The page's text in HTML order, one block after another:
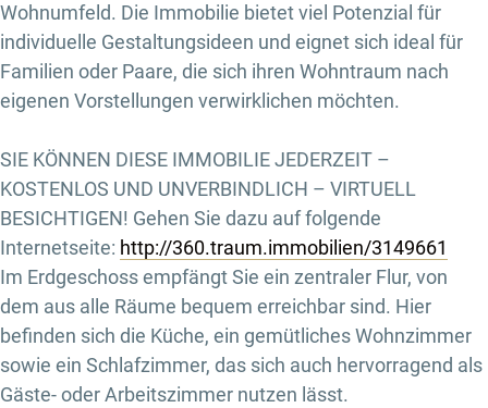
Wohnumfeld. Die Immobilie bietet viel Potenzial für
individuelle Gestaltungsideen und eignet sich ideal für
Familien oder Paare, die sich ihren Wohntraum nach
eigenen Vorstellungen verwirklichen möchten.
SIE KÖNNEN DIESE IMMOBILIE JEDERZEIT –
KOSTENLOS UND UNVERBINDLICH – VIRTUELL
BESICHTIGEN! Gehen Sie dazu auf folgende
Internetseite: http://360.traum.immobilien/3149661
Im Erdgeschoss empfängt Sie ein zentraler Flur, von
dem aus alle Räume bequem erreichbar sind. Hier
befinden sich die Küche, ein gemütliches Wohnzimmer
sowie ein Schlafzimmer, das sich auch hervorragend als
Gäste- oder Arbeitszimmer nutzen lässt.